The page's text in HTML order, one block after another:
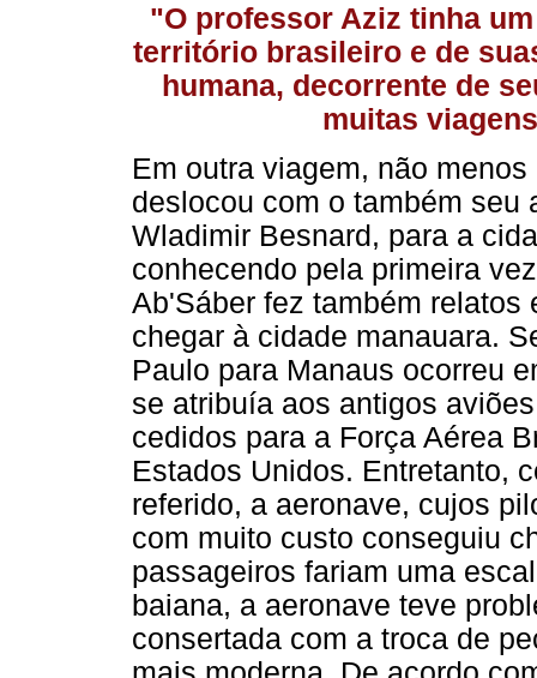
"O professor Aziz tinha
território brasileiro e de
humana, decorrente de
muitas
Em outra viagem, não
deslocou com o também seu
Wladimir Besnard, para a
conhecendo pela primeira
Ab'Sáber fez também relatos
chegar à cidade manauara.
Paulo para Manaus ocorreu
se atribuía aos antigos
cedidos para a Força Aérea
Estados Unidos. Entretanto,
referido, a aeronave, cujos
com muito custo conseguiu
passageiros fariam uma
baiana, a aeronave teve
consertada com a troca de